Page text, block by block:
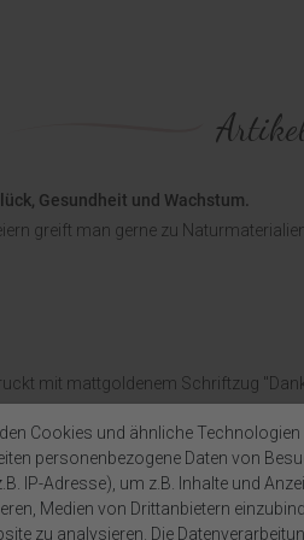
Gesundheit und Wachstum.
greift man gerne zu
mit mattgoldenem Schriftzug
einem Holzfisch.
Cookies und ähnliche
personenbezogene Daten von
IP-Adresse), um z.B. Inhalte und
Medien von Drittanbietern
zu analysieren. Die